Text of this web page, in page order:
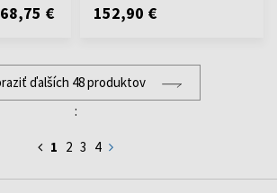
€ 152,90 €
ďalších 48 produktov
:
1 2 3 4